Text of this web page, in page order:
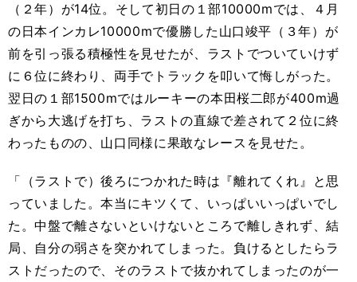
（２年）が14位。そして初日の１部10000mでは、４月
の日本インカレ10000mで優勝した山口竣平（３年）が
前を引っ張る積極性を見せたが、ラストでついていけず
に６位に終わり、両手でトラックを叩いて悔しがった。
翌日の１部1500mではルーキーの本田桜二郎が400m過
ぎから大逃げを打ち、ラストの直線で差されて２位に終
わったものの、山口同様に果敢なレースを見せた。
「（ラストで）後ろにつかれた時は『離れてくれ』と思
っていました。本当にキツくて、いっぱいいっぱいでし
た。中盤で離さないといけないところで離しきれず、結
局、自分の弱さを突かれてしまった。負けるとしたらラ
ストだったので、そのラストで抜かれてしまったのが一